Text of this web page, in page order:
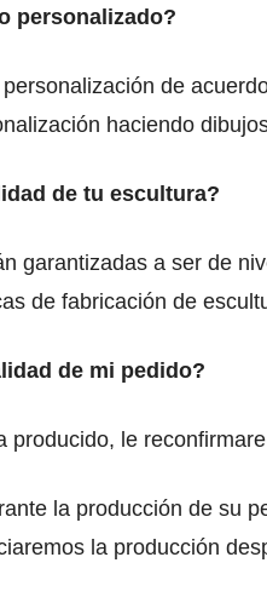
personalizado?
de
haciendo
de tu escultura?
garantizadas a ser de
de fabricación de
de mi pedido?
producido, le
la producción de su
la producción